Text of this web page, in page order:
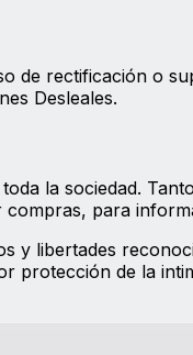
de rectificación o
Desleales.
la sociedad.
para
y libertades
protección de la